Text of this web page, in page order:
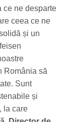
ce ne desparte
ceea ce ne
și un
România să
Sunt
și
la care